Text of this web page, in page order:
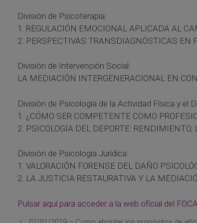
División de Psicoterapia:
1. REGULACIÓN EMOCIONAL APLICADA AL
2. PERSPECTIVAS TRANSDIAGNÓSTICAS EN
División de Intervención Social:
LA MEDIACIÓN INTERGENERACIONAL EN
División de Psicología de la Actividad Física y el
1. ¿CÓMO SER COMPETENTE COMO
2. PSICOLOGÍA DEL DEPORTE:
División de Psicología Jurídica
1. VALORACIÓN FORENSE DEL DAÑO
2. LA JUSTICIA RESTAURATIVA Y LA
Pulsar aquí para acceder a la web oficial del